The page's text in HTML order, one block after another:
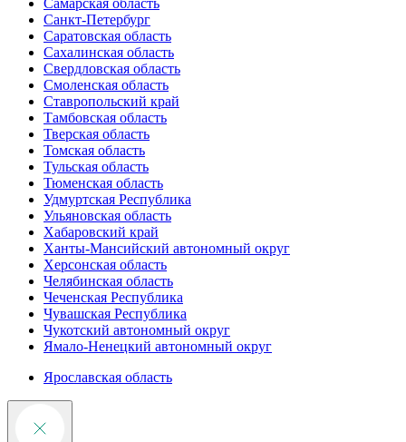
Самарская область
Санкт-Петербург
Саратовская область
Сахалинская область
Свердловская область
Смоленская область
Ставропольский край
Тамбовская область
Тверская область
Томская область
Тульская область
Тюменская область
Удмуртская Республика
Ульяновская область
Хабаровский край
Ханты-Мансийский автономный округ
Херсонская область
Челябинская область
Чеченская Республика
Чувашская Республика
Чукотский автономный округ
Ямало-Ненецкий автономный округ
Ярославская область